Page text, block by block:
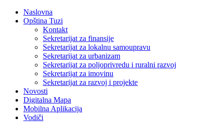
Naslovna
Opština Tuzi
Kontakt
Sekretarijat za finansije
Sekretarijat za lokalnu samoupravu
Sekretarijat za urbanizam
Sekretarijat za poljoprivredu i ruralni razvoj
Sekretarijat za imovinu
Sekretarijat za razvoj i projekte
Novosti
Digitalna Mapa
Mobilna Aplikacija
Vodiči